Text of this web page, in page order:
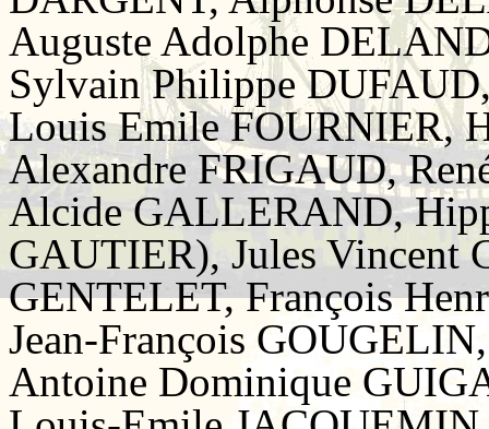
Auguste Adolphe
Sylvain Philippe
Louis Emile FOURNIER,
Alexandre FRIGAUD,
Alcide GALLERAND,
GAUTIER), Jules Vincent
GENTELET, François
Jean-François
Antoine Dominique